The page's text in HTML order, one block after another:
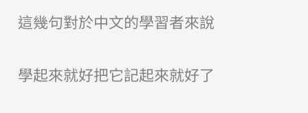
這幾句對於中文的學習者來說
學起來就好把它記起來就好了